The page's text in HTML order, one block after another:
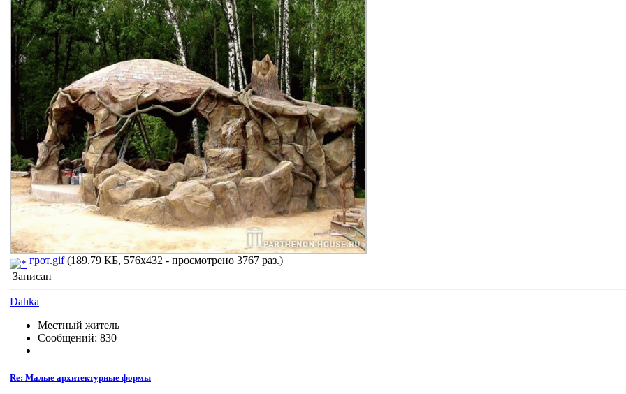
грот.gif(189.79 КБ, 576x432 - просмотрено 3767 раз.)
Записан
Dahka
Местный житель
Сообщений: 830
Re: Малые архитектурные формы